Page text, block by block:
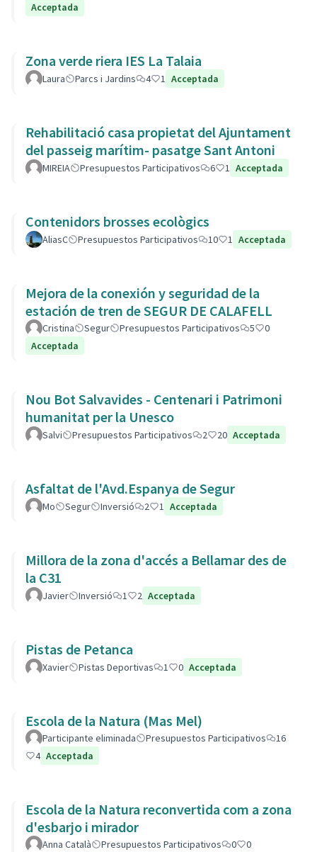
Acceptada
Zona verde riera IES La Talaia
Laura Parcs i Jardins 4 1 Acceptada
Rehabilitació casa propietat del Ajuntament
del passeig marítim- pasatge Sant Antoni
MIREIA Presupuestos Participativos 6 1 Acceptada
Contenidors brosses ecològics
AliasC Presupuestos Participativos 10 1 Acceptada
Mejora de la conexión y seguridad de la
estación de tren de SEGUR DE CALAFELL
Cristina Segur Presupuestos Participativos 5
0
Acceptada
Nou Bot Salvavides - Centenari i Patrimoni
humanitat per la Unesco
Salvi Presupuestos Participativos 2 20 Acceptada
Asfaltat de l'Avd.Espanya de Segur
Mo Segur Inversió 2 1 Acceptada
Millora de la zona d'accés a Bellamar des de
la C31
Javier Inversió 1 2 Acceptada
Pistas de Petanca
Xavier Pistas Deportivas 1 0 Acceptada
Escola de la Natura (Mas Mel)
Participante eliminada Presupuestos Participativos
16
4 Acceptada
Escola de la Natura reconvertida com a zona
d'esbarjo i mirador
Anna Català Presupuestos Participativos 0
0